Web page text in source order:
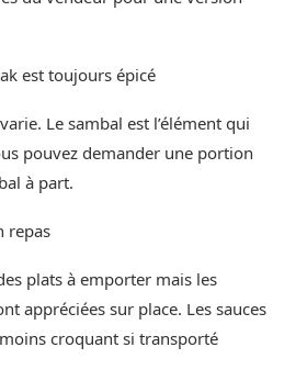
est toujours épicé
Le sambal est l’élément qui
pouvez demander une portion
à part.
repas
plats à emporter mais les
appréciées sur place. Les sauces
croquant si transporté